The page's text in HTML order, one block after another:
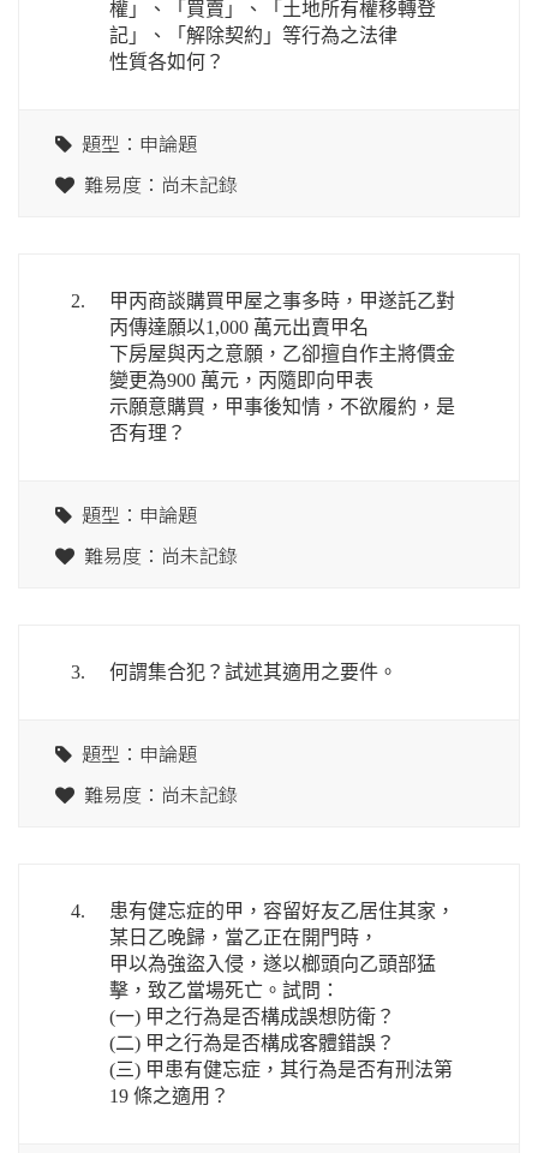
權」、「買賣」、「土地所有權移轉登
記」、「解除契約」等行為之法律
性質各如何？
題型：申論題
難易度：尚未記錄
2.
甲丙商談購買甲屋之事多時，甲遂託乙對
丙傳達願以1,000 萬元出賣甲名
下房屋與丙之意願，乙卻擅自作主將價金
變更為900 萬元，丙隨即向甲表
示願意購買，甲事後知情，不欲履約，是
否有理？
題型：申論題
難易度：尚未記錄
3. 何謂集合犯？試述其適用之要件。
題型：申論題
難易度：尚未記錄
4.
患有健忘症的甲，容留好友乙居住其家，
某日乙晚歸，當乙正在開門時，
甲以為強盜入侵，遂以榔頭向乙頭部猛
擊，致乙當場死亡。試問：
(一) 甲之行為是否構成誤想防衛？
(二) 甲之行為是否構成客體錯誤？
(三) 甲患有健忘症，其行為是否有刑法第
19 條之適用？